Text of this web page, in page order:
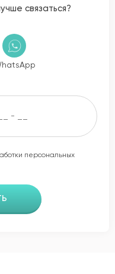
связаться?
персональных